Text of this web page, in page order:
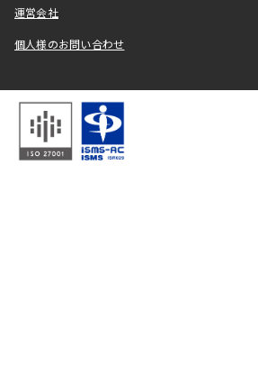
運営会社
個人様のお問い合わせ